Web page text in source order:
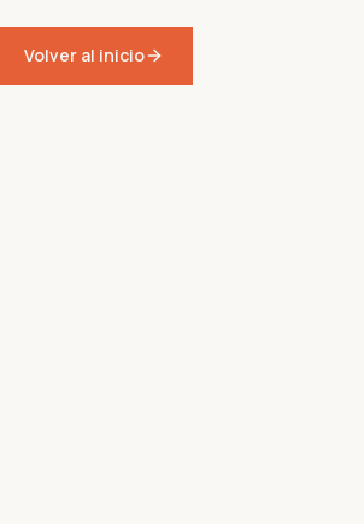
Volver al inicio